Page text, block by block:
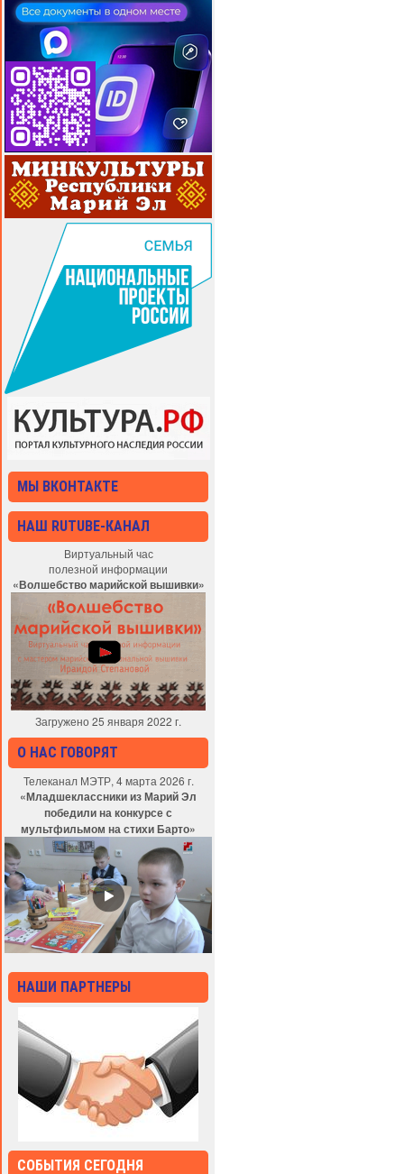
МЫ ВКОНТАКТЕ
НАШ RUTUBE-КАНАЛ
Виртуальный час
полезной информации
«Волшебство марийской вышивки»
Загружено 25 января 2022 г.
О НАС ГОВОРЯТ
Телеканал МЭТР, 4 марта 2026 г.
«Младшеклассники из Марий Эл
победили на конкурсе с
мультфильмом на стихи Барто»
НАШИ ПАРТНЕРЫ
СОБЫТИЯ СЕГОДНЯ